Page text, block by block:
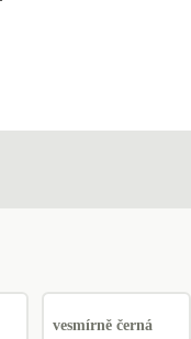
vesmírně černá